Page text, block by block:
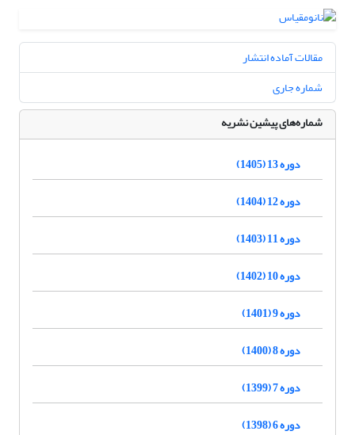
مقالات آماده انتشار
شماره جاری
شماره‌های پیشین نشریه
دوره 13 (1405)
دوره 12 (1404)
دوره 11 (1403)
دوره 10 (1402)
دوره 9 (1401)
دوره 8 (1400)
دوره 7 (1399)
دوره 6 (1398)